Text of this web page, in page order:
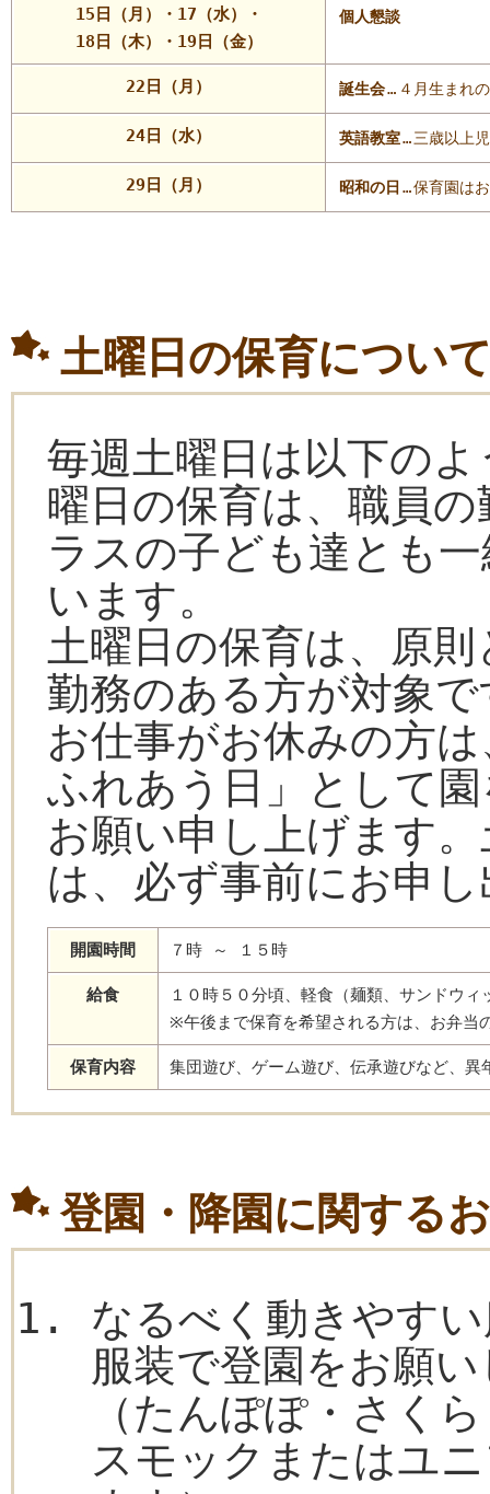
15日（月）・17（水）・
18日（木）・19日（金）
個人懇談
22日（月） 誕生会… ４月生まれ
24日（水） 英語教室…三歳以上
29日（月） 昭和の日 …保育園は
土曜日の保育につい
毎週土曜日は以下の
曜日の保育は、職員
ラスの子ども達とも
います。
土曜日の保育は、原
勤務のある方が対象で
お仕事がお休みの方
ふれあう日」として
お願い申し上げます
は、必ず事前にお申
開園時間 ７時 ～ １５時
給食
１０時５０分頃、軽食（麺類、サンドウィ
※午後まで保育を希望される方は、お弁当
保育内容 集団遊び、ゲーム遊び、伝承遊びなど、
登園・降園に関する
なるべく動きやす
服装で登園をお願
（たんぽぽ・さく
スモックまたはユ